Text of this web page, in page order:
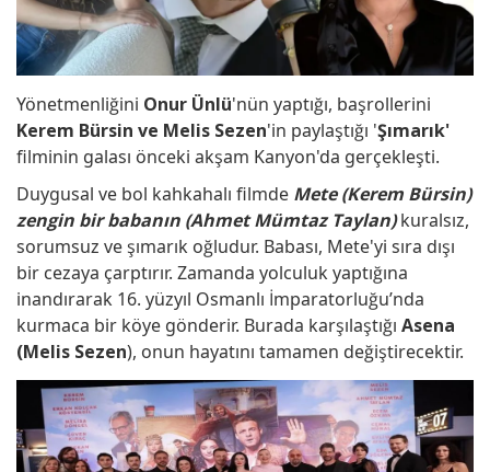
Yönetmenliğini Onur Ünlü'nün yaptığı, başrollerini
Kerem Bürsin ve Melis Sezen'in paylaştığı 'Şımarık'
filminin galası önceki akşam Kanyon'da gerçekleşti.
Duygusal ve bol kahkahalı filmde Mete (Kerem Bürsin)
zengin bir babanın (Ahmet Mümtaz Taylan)kuralsız,
sorumsuz ve şımarık oğludur. Babası, Mete'yi sıra dışı
bir cezaya çarptırır. Zamanda yolculuk yaptığına
inandırarak 16. yüzyıl Osmanlı İmparatorluğu’nda
kurmaca bir köye gönderir. Burada karşılaştığı Asena
(Melis Sezen), onun hayatını tamamen değiştirecektir.